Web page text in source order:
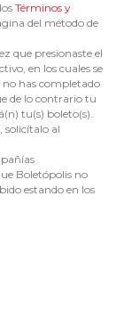
Términos y
del método de
que presionaste el
en los cuales se
no has completado
de lo contrario tu
tu(s) boleto(s).
solicítalo al
Boletópolis no
estando en los